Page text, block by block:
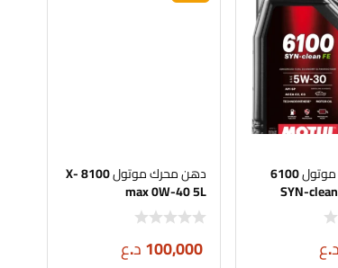
دهن محرك موتول 6100
SYN-
د.ع
دهن محرك موتول 8100 X-
max 0W-40 5L
100,000د.ع